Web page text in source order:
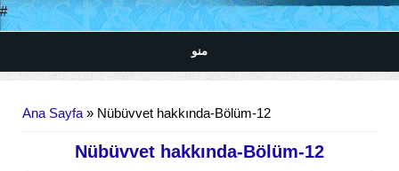
#
منو
Ana Sayfa» Nübüvvet hakkında-Bölüm-12
Nübüvvet hakkında-Bölüm-12